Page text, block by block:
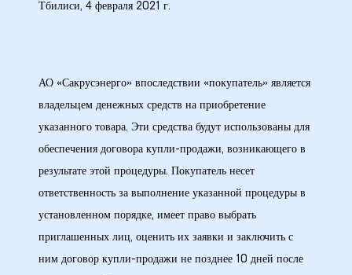
Тбилиси, 4 февраля 2021 г.
АО «Сакрусэнерго» впоследствии «покупатель» является
владельцем денежных средств на приобретение
указанного товара. Эти средства будут использованы для
обеспечения договора купли-продажи, возникающего в
результате этой процедуры. Покупатель несет
ответственность за выполнение указанной процедуры в
установленном порядке, имеет право выбрать
приглашенных лиц, оценить их заявки и заключить с
ним договор купли-продажи не позднее 10 дней после